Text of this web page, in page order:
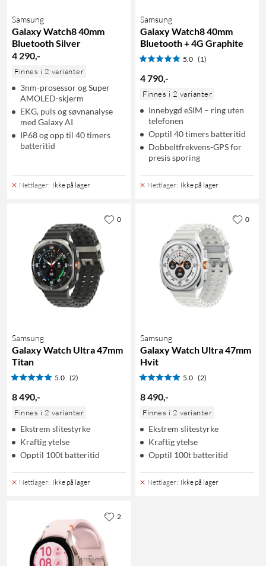
Samsung
Galaxy Watch8 40mm
Bluetooth Silver
4 290,-
Finnes i 2 varianter
3nm-prosessor og Super
AMOLED-skjerm
EKG, puls og søvnanalyse
med Galaxy AI
IP68 og opp til 40 timers
batteritid
Nettlager: Ikke på lager
Samsung
Galaxy Watch8 40mm
Bluetooth + 4G Graphite
5.0 (1)
4 790,-
Finnes i 2 varianter
Innebygd eSIM – ring uten
telefonen
Opptil 40 timers batteritid
Dobbeltfrekvens-GPS for
presis sporing
Nettlager: Ikke på lager
Samsung
Galaxy Watch Ultra 47mm
Titan
5.0 (2)
8 490,-
Finnes i 2 varianter
Ekstrem slitestyrke
Kraftig ytelse
Opptil 100t batteritid
Nettlager: Ikke på lager
0
Samsung
Galaxy Watch Ultra 47mm
Hvit
5.0 (2)
8 490,-
Finnes i 2 varianter
Ekstrem slitestyrke
Kraftig ytelse
Opptil 100t batteritid
Nettlager: Ikke på lager
0
2